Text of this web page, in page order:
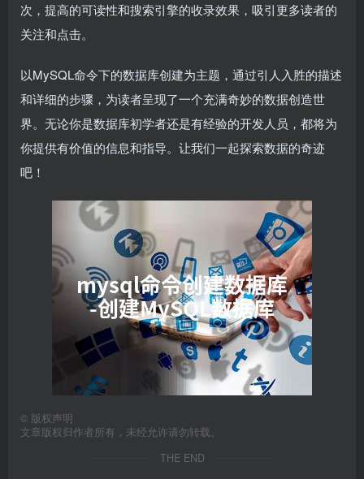
次，提高的可读性和搜索引擎的收录效果，吸引更多读者的
关注和点击。
以MySQL命令下的数据库创建为主题，通过引人入胜的描述
和详细的步骤，为读者呈现了一个充满奇妙的数据创造世
界。无论你是数据库初学者还是有经验的开发人员，都将为
你提供有价值的信息和指导。让我们一起探索数据的奇迹
吧！
© 版权声明
文章版权归作者所有，未经允许请勿转载。
THE END